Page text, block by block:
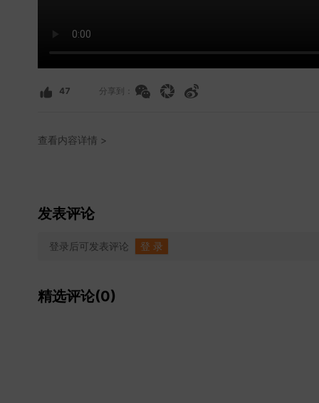
47 分享到：
查看内容详情 >
发表评论
登录后可发表评论 登 录
精选评论(0)